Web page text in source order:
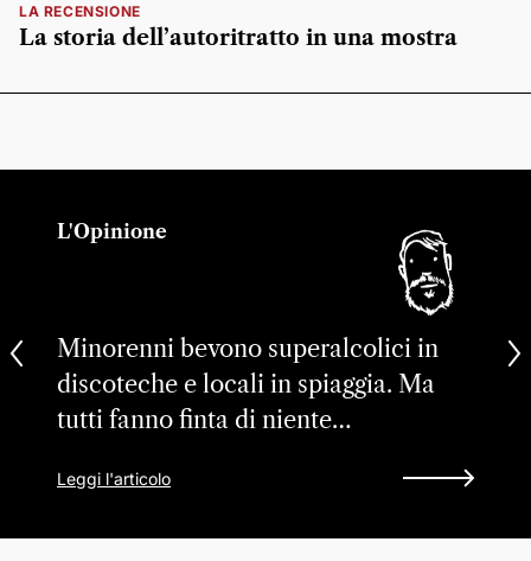
LA RECENSIONE
La storia dell’autoritratto in una mostra
L'Opinione
Minorenni bevono superalcolici in
discoteche e locali in spiaggia. Ma
tutti fanno finta di niente…
Leggi l'articolo